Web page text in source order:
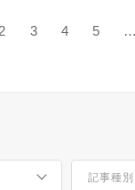
2 3 4 5 …